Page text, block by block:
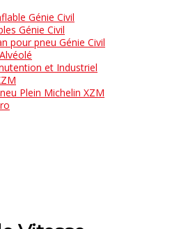
Génie Civil
Génie Civil
pour pneu Génie Civil
et Industriel
Plein Michelin XZM